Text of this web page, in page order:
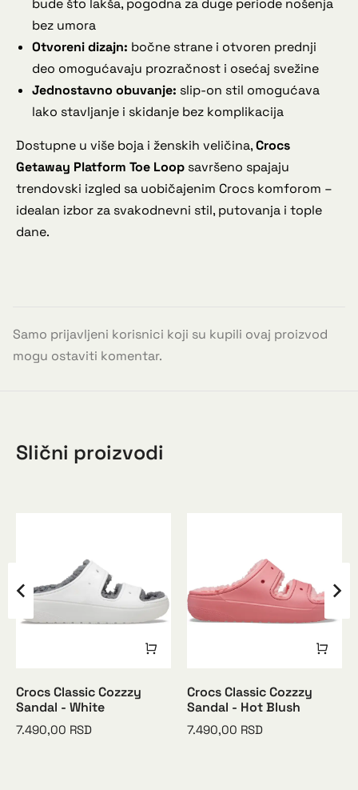
bude što lakša, pogodna za duge periode nošenja
bez umora
Otvoreni dizajn: bočne strane i otvoren prednji
deo omogućavaju prozračnost i osećaj svežine
Jednostavno obuvanje: slip-on stil omogućava
lako stavljanje i skidanje bez komplikacija
Dostupne u više boja i ženskih veličina,Crocs
Getaway Platform Toe Loop savršeno spajaju
trendovski izgled sa uobičajenim Crocs komforom –
idealan izbor za svakodnevni stil, putovanja i tople
dane.
Samo prijavljeni korisnici koji su kupili ovaj proizvod
mogu ostaviti komentar.
Slični proizvodi
Crocs Classic Cozzzy
Sandal - White
7.490,00 RSD
Crocs Classic Cozzzy
Sandal - Hot Blush
7.490,00 RSD